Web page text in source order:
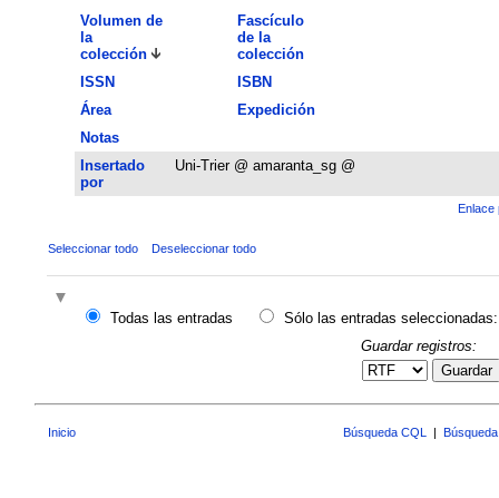
Volumen de
la
colección
Fascículo
de la
colección
ISSN
ISBN
Área
Expedición
Notas
Insertado
por
Uni-Trier @ amaranta_sg @
Enlace
Seleccionar todo Deseleccionar todo
Todas las entradas
Sólo las entradas seleccionadas:
Guardar registros:
Guardar
Inicio Búsqueda CQL